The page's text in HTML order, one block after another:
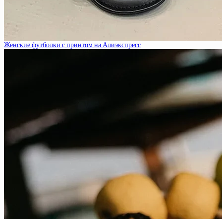
Женские футболки с принтом на Алиэкспресс